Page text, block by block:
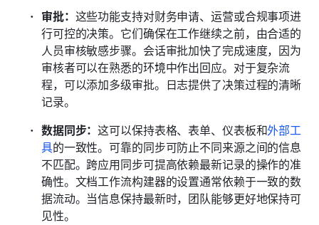
审批： 这些功能支持对财务申请、运营或合规事项进
行可控的决策。它们确保在工作继续之前，由合适的
人员审核敏感步骤。会话审批加快了完成速度，因为
审核者可以在熟悉的环境中作出回应。对于复杂流
程，可以添加多级审批。日志提供了决策过程的清晰
记录。
数据同步：这可以保持表格、表单、仪表板和外部工
具的一致性。可靠的同步可防止不同来源之间的信息
不匹配。跨应用同步可提高依赖最新记录的操作的准
确性。文档工作流构建器的设置通常依赖于一致的数
据流动。当信息保持最新时，团队能够更好地保持可
见性。